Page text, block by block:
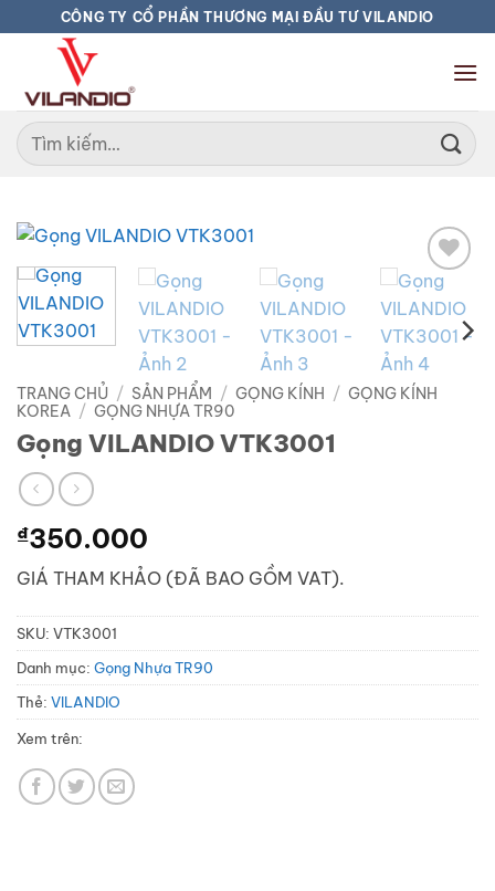
qua
dung
CÔNG TY CỔ PHẦN THƯƠNG MẠI ĐẦU TƯ VILANDIO
Tìm
kiếm:
Add to
wishlist
TRANG CHỦ / SẢN PHẨM / GỌNG KÍNH / GỌNG KÍNH
KOREA / GỌNG NHỰA TR90
Gọng VILANDIO VTK3001
₫350.000
GIÁ THAM KHẢO (ĐÃ BAO GỒM VAT).
SKU: VTK3001
Danh mục: Gọng Nhựa TR90
Thẻ: VILANDIO
Xem trên: